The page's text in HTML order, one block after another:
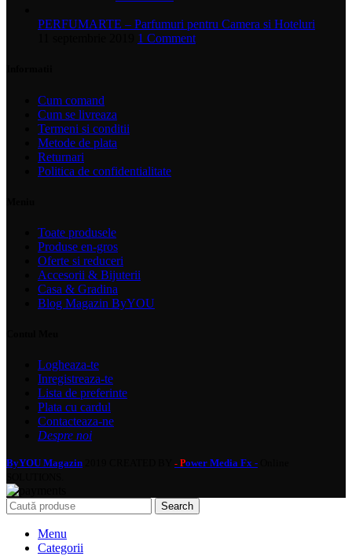
PERFUMARTE – Parfumuri pentru Camera si Hoteluri
1 Comment
Cum comand
Cum se livreaza
Termeni si conditii
Metode de plata
Returnari
Politica de confidentialitate
Toate produsele
Produse en-gros
Oferte si reduceri
Accesorii & Bijuterii
Casa & Gradina
Blog Magazin ByYOU
Logheaza-te
Inregistreaza-te
Lista de preferinte
Plata cu cardul
Contacteaza-ne
Despre noi
ByYOU Magazin - Power Media Fx -
Search
Menu
Categorii